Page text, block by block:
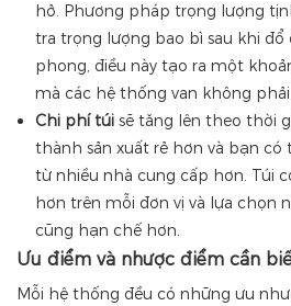
hở. Phương pháp trọng lượng
tra trọng lượng bao bì sau khi đổ
phong, điều này tạo ra một
mà các hệ thống van không
Chi phí túi sẽ tăng lên theo thời
thành sản xuất rẻ hơn và bạn
từ nhiều nhà cung cấp hơn. Túi
hơn trên mỗi đơn vị và lựa chọn
cũng hạn chế hơn.
Ưu điểm và nhược điểm cần
Mỗi hệ thống đều có những ưu